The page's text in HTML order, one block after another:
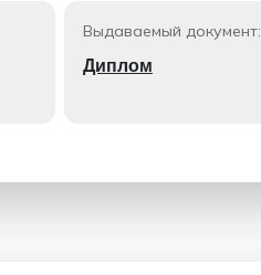
Выдаваемый документ:
Диплом